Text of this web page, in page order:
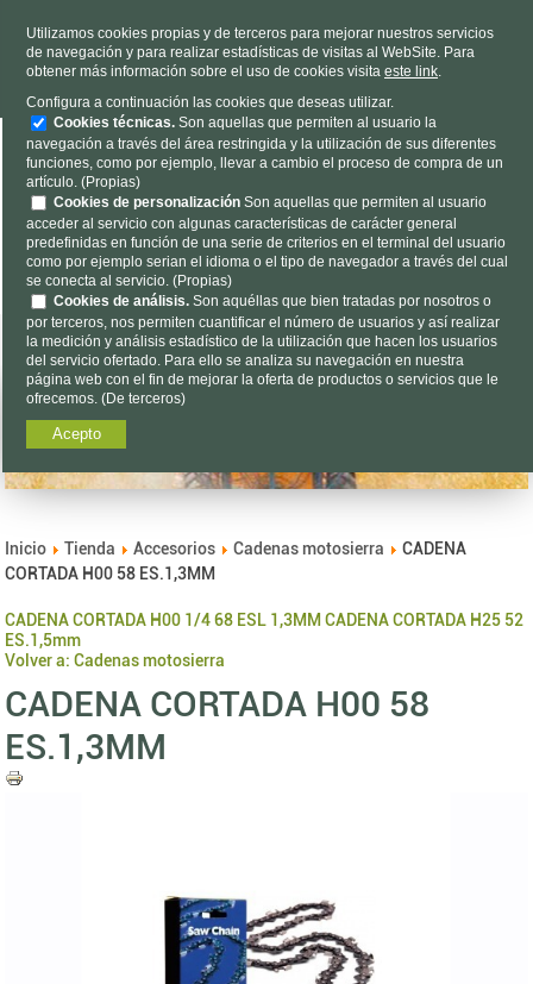
HORARIOL-V 9h a 19h S 9h a 13h
Dónde estamos |Contacto| Nosotros
Encuéntalo aquí...
Inicio Tienda Accesorios Cadenas motosierra
CADENA
CORTADA H00 58 ES.1,3MM
CADENA CORTADA H00 1/4 68 ESL 1,3MMCADENA CORTADA H25 52
ES.1,5mm
Volver a: Cadenas motosierra
CADENA CORTADA H00 58
ES.1,3MM
Utilizamos cookies propias y de terceros para mejorar nuestros servicios
de navegación y para realizar estadísticas de visitas al WebSite. Para
obtener más información sobre el uso de cookies visita este link.
Configura a continuación las cookies que deseas utilizar.
Cookies técnicas. Son aquellas que permiten al usuario la
navegación a través del área restringida y la utilización de sus diferentes
funciones, como por ejemplo, llevar a cambio el proceso de compra de un
artículo. (Propias)
Cookies de personalización Son aquellas que permiten al usuario
acceder al servicio con algunas características de carácter general
predefinidas en función de una serie de criterios en el terminal del usuario
como por ejemplo serian el idioma o el tipo de navegador a través del cual
se conecta al servicio. (Propias)
Cookies de análisis. Son aquéllas que bien tratadas por nosotros o
por terceros, nos permiten cuantificar el número de usuarios y así realizar
la medición y análisis estadístico de la utilización que hacen los usuarios
del servicio ofertado. Para ello se analiza su navegación en nuestra
página web con el fin de mejorar la oferta de productos o servicios que le
ofrecemos. (De terceros)
Acepto